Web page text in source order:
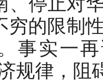
穷的限制
事实一
规律，阻